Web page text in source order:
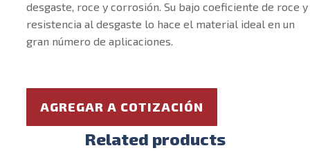
desgaste, roce y corrosión. Su bajo coeficiente de roce y
resistencia al desgaste lo hace el material ideal en un
gran número de aplicaciones.
AGREGAR A COTIZACIÓN
Related products